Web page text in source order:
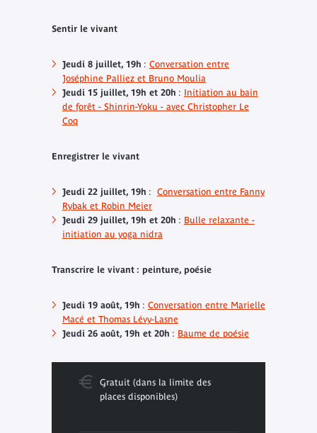
Sentir le vivant
Jeudi 8 juillet, 19h : Conversation entre
Joséphine Palliez et Bruno Moulia
Jeudi 15 juillet, 19h et 20h : Initiation au bain
de forêt - Shinrin-Yoku - avec Christopher Le
Coq
Enregistrer le vivant
Jeudi 22 juillet, 19h : Conversation entre Fanny
Rybak et Robin Meier
Jeudi 29 juillet, 19h et 20h : Bulle relaxante -
initiation au yoga nidra
Transcrire le vivant : peinture, poésie
Jeudi 19 août, 19h : Conversation entre Marielle
Macé et Thomas Lévy-Lasne
Jeudi 26 août, 19h et 20h : Baume de poésie
Gratuit (dans la limite des
places disponibles)